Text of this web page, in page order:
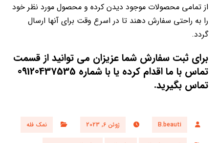
از تمامی محصولات موجود دیدن کرده و محصول مورد نظر خود
را به راحتی سفارش دهند تا در اسرع وقت برای آنها ارسال
گردد.
برای ثبت سفارش شما عزیزان می توانید از قسمت
تماس با ما اقدام کرده یا با شماره 09120437535
تماس بگیرید.
B.beauti ژوئن 6, 2023 نمک فله